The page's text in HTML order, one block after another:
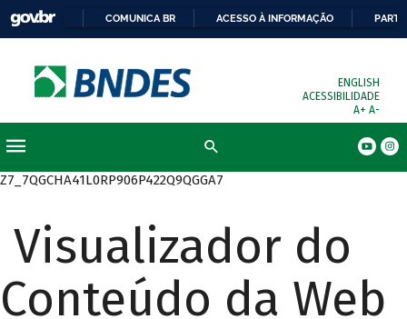
COMUNICA BR ACESSO À INFORMAÇÃO
ENGLISH
ACESSIBILIDADE
A+ A-
Z7_7QGCHA41L0RP906P422Q9QGGA7
Visualizador do
Conteúdo da Web